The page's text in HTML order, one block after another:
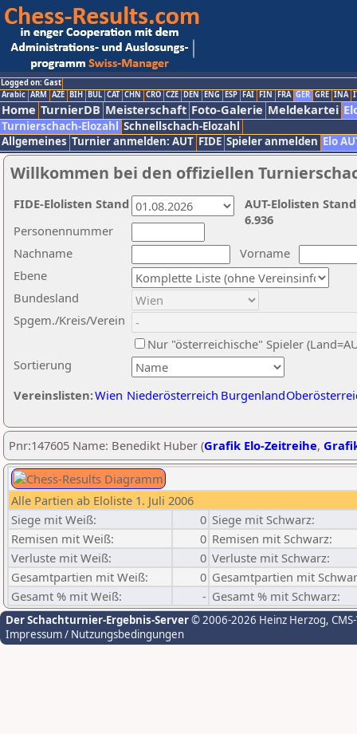
Logged on: Gast
Arabic ARM AZE BIH BUL CAT CHN CRO CZE DEN ENG ESP FAI FIN FRA GER GRE INA
Home TurnierDB Meisterschaft Foto-Galerie Meldekartei
Turnierschach-Elozahl Schnellschach-Elozahl
Allgemeines Turnier anmelden: AUT FIDE Spieler anmelden Elo
Willkommen bei den offiziellen
Nachname
Vorname
Ebene
Sortierung
Personennummer
Bundesland
Spgem./Kreis/Verein
Nur "österreichische" Spieler
Vereinslisten:Wien Niederösterreich Burgenland
AUT-Elolisten
6.936
FIDE-Elolisten Stand
Pnr:147605 Name: Benedikt Huber (Grafik Elo-Zeitreihe,
Alle Partien ab Eloliste 1. Juli 2006
Siege mit Weiß:
0 Siege mit Schwarz:
Remisen mit Weiß:
0 Remisen mit Schwarz:
Verluste mit Weiß:
0 Verluste mit Schwarz:
Gesamtpartien mit Weiß:
0 Gesamtpartien mit
Gesamt % mit Weiß:
- Gesamt % mit Schwarz:
Der Schachturnier-Ergebnis-Server© 2006-2026 Heinz Herzog,
Impressum / Nutzungsbedingungen